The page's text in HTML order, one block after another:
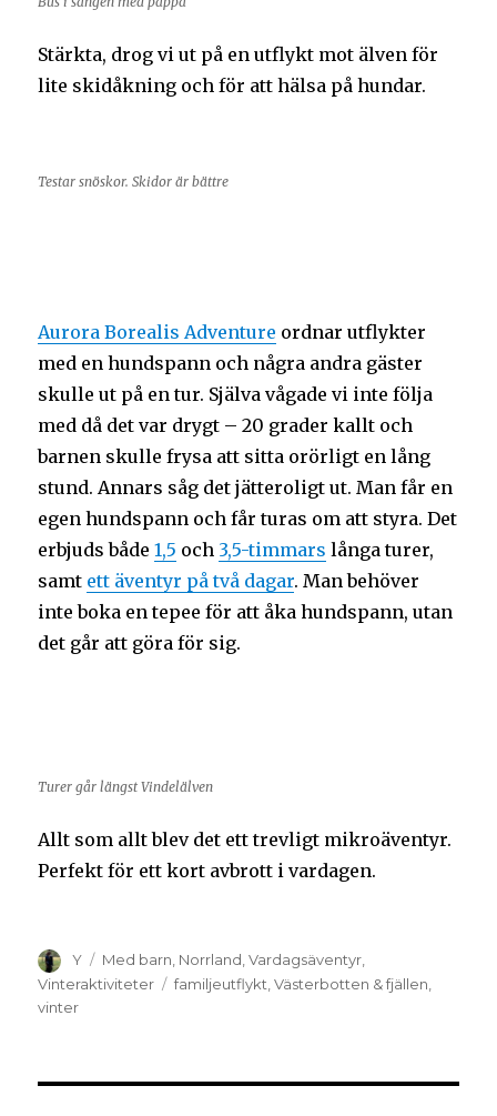
Stärkta, drog vi ut på en utflykt mot älven för
lite skidåkning och för att hälsa på hundar.
Testar snöskor. Skidor är bättre
Aurora Borealis Adventure ordnar utflykter
med en hundspann och några andra gäster
skulle ut på en tur. Själva vågade vi inte följa
med då det var drygt – 20 grader kallt och
barnen skulle frysa att sitta orörligt en lång
stund. Annars såg det jätteroligt ut. Man får en
egen hundspann och får turas om att styra. Det
erbjuds både1,5 och 3,5-timmars långa turer,
samt ett äventyr på två dagar. Man behöver
inte boka en tepee för att åka hundspann, utan
det går att göra för sig.
Turer går längst Vindelälven
Allt som allt blev det ett trevligt mikroäventyr.
Perfekt för ett kort avbrott i vardagen.
Y Med barn, Norrland,Vardagsäventyr,
Vinteraktiviteter
familjeutflykt ,Västerbotten & fjällen
vinter